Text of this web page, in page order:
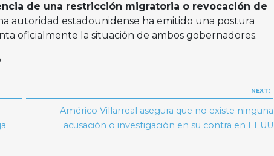
de una restricción migratoria o revocación de
autoridad estadounidense ha emitido una postura
oficialmente la situación de ambos gobernadores.
NEXT:
Américo Villarreal asegura que no existe ninguna
acusación o investigación en su contra en EEUU